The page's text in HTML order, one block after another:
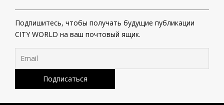
Подпишитесь, чтобы получать будущие публикации
CITY WORLD на ваш почтовый ящик.